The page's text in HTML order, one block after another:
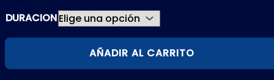
DURACION
NBA
AÑADIR AL CARRITO